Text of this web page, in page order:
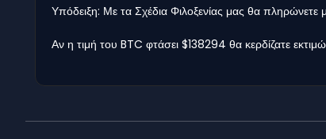
Υπόδειξη: Με τα Σχέδια Φιλοξενίας μας θα
Αν η τιμή του BTC φτάσει $138294 θα κερδίζατε